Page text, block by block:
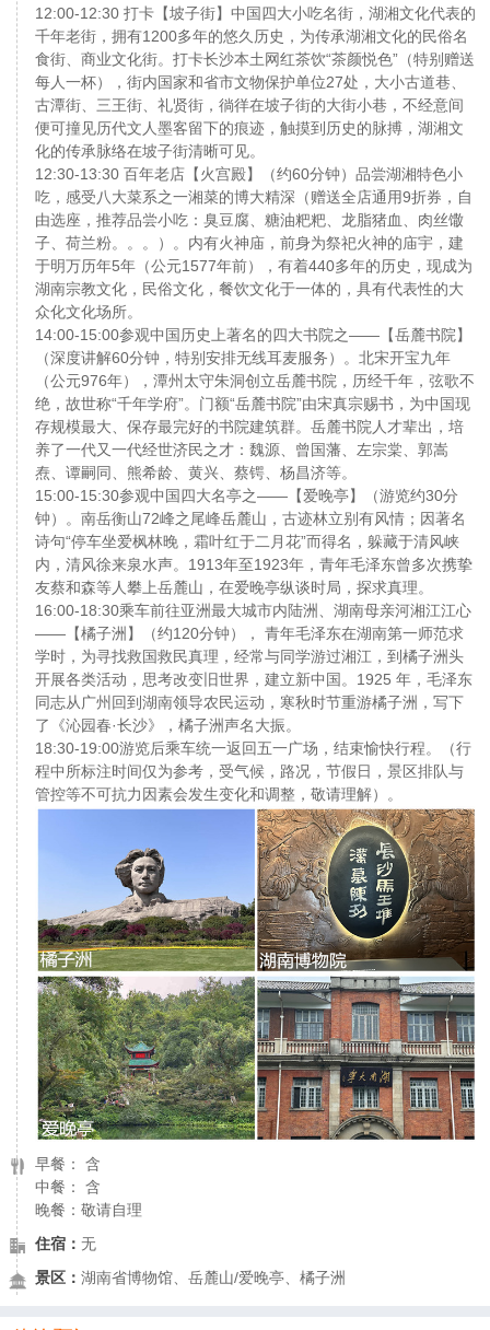
12:00-12:30 打卡【坡子街】中国四大小吃名街，湖湘文化代表的
千年老街，拥有1200多年的悠久历史，为传承湖湘文化的民俗名
食街、商业文化街。打卡长沙本土网红茶饮“茶颜悦色”（特别赠送
每人一杯），街内国家和省市文物保护单位27处，大小古道巷、
古潭街、三王街、礼贤街，徜徉在坡子街的大街小巷，不经意间
便可撞见历代文人墨客留下的痕迹，触摸到历史的脉搏，湖湘文
化的传承脉络在坡子街清晰可见。
12:30-13:30 百年老店【火宫殿】（约60分钟）品尝湖湘特色小
吃，感受八大菜系之一湘菜的博大精深（赠送全店通用9折券，自
由选座，推荐品尝小吃：臭豆腐、糖油粑粑、龙脂猪血、肉丝馓
子、荷兰粉。。。）。内有火神庙，前身为祭祀火神的庙宇，建
于明万历年5年（公元1577年前），有着440多年的历史，现成为
湖南宗教文化，民俗文化，餐饮文化于一体的，具有代表性的大
众化文化场所。
14:00-15:00参观中国历史上著名的四大书院之——【岳麓书院】
（深度讲解60分钟，特别安排无线耳麦服务）。北宋开宝九年
（公元976年），潭州太守朱洞创立岳麓书院，历经千年，弦歌不
绝，故世称“千年学府”。门额“岳麓书院”由宋真宗赐书，为中国现
存规模最大、保存最完好的书院建筑群。岳麓书院人才辈出，培
养了一代又一代经世济民之才：魏源、曾国藩、左宗棠、郭嵩
焘、谭嗣同、熊希龄、黄兴、蔡锷、杨昌济等。
15:00-15:30参观中国四大名亭之——【爱晚亭】（游览约30分
钟）。南岳衡山72峰之尾峰岳麓山，古迹林立别有风情；因著名
诗句“停车坐爱枫林晚，霜叶红于二月花”而得名，躲藏于清风峡
内，清风徐来泉水声。1913年至1923年，青年毛泽东曾多次携挚
友蔡和森等人攀上岳麓山，在爱晚亭纵谈时局，探求真理。
16:00-18:30乘车前往亚洲最大城市内陆洲、湖南母亲河湘江江心
——【橘子洲】（约120分钟）， 青年毛泽东在湖南第一师范求
学时，为寻找救国救民真理，经常与同学游过湘江，到橘子洲头
开展各类活动，思考改变旧世界，建立新中国。1925 年，毛泽东
同志从广州回到湖南领导农民运动，寒秋时节重游橘子洲，写下
了《沁园春·长沙》，橘子洲声名大振。
18:30-19:00游览后乘车统一返回五一广场，结束愉快行程。（行
程中所标注时间仅为参考，受气候，路况，节假日，景区排队与
管控等不可抗力因素会发生变化和调整，敬请理解）。
早餐： 含
中餐： 含
晚餐：敬请自理
住宿： 无
景区： 湖南省博物馆、岳麓山/爱晚亭、橘子洲